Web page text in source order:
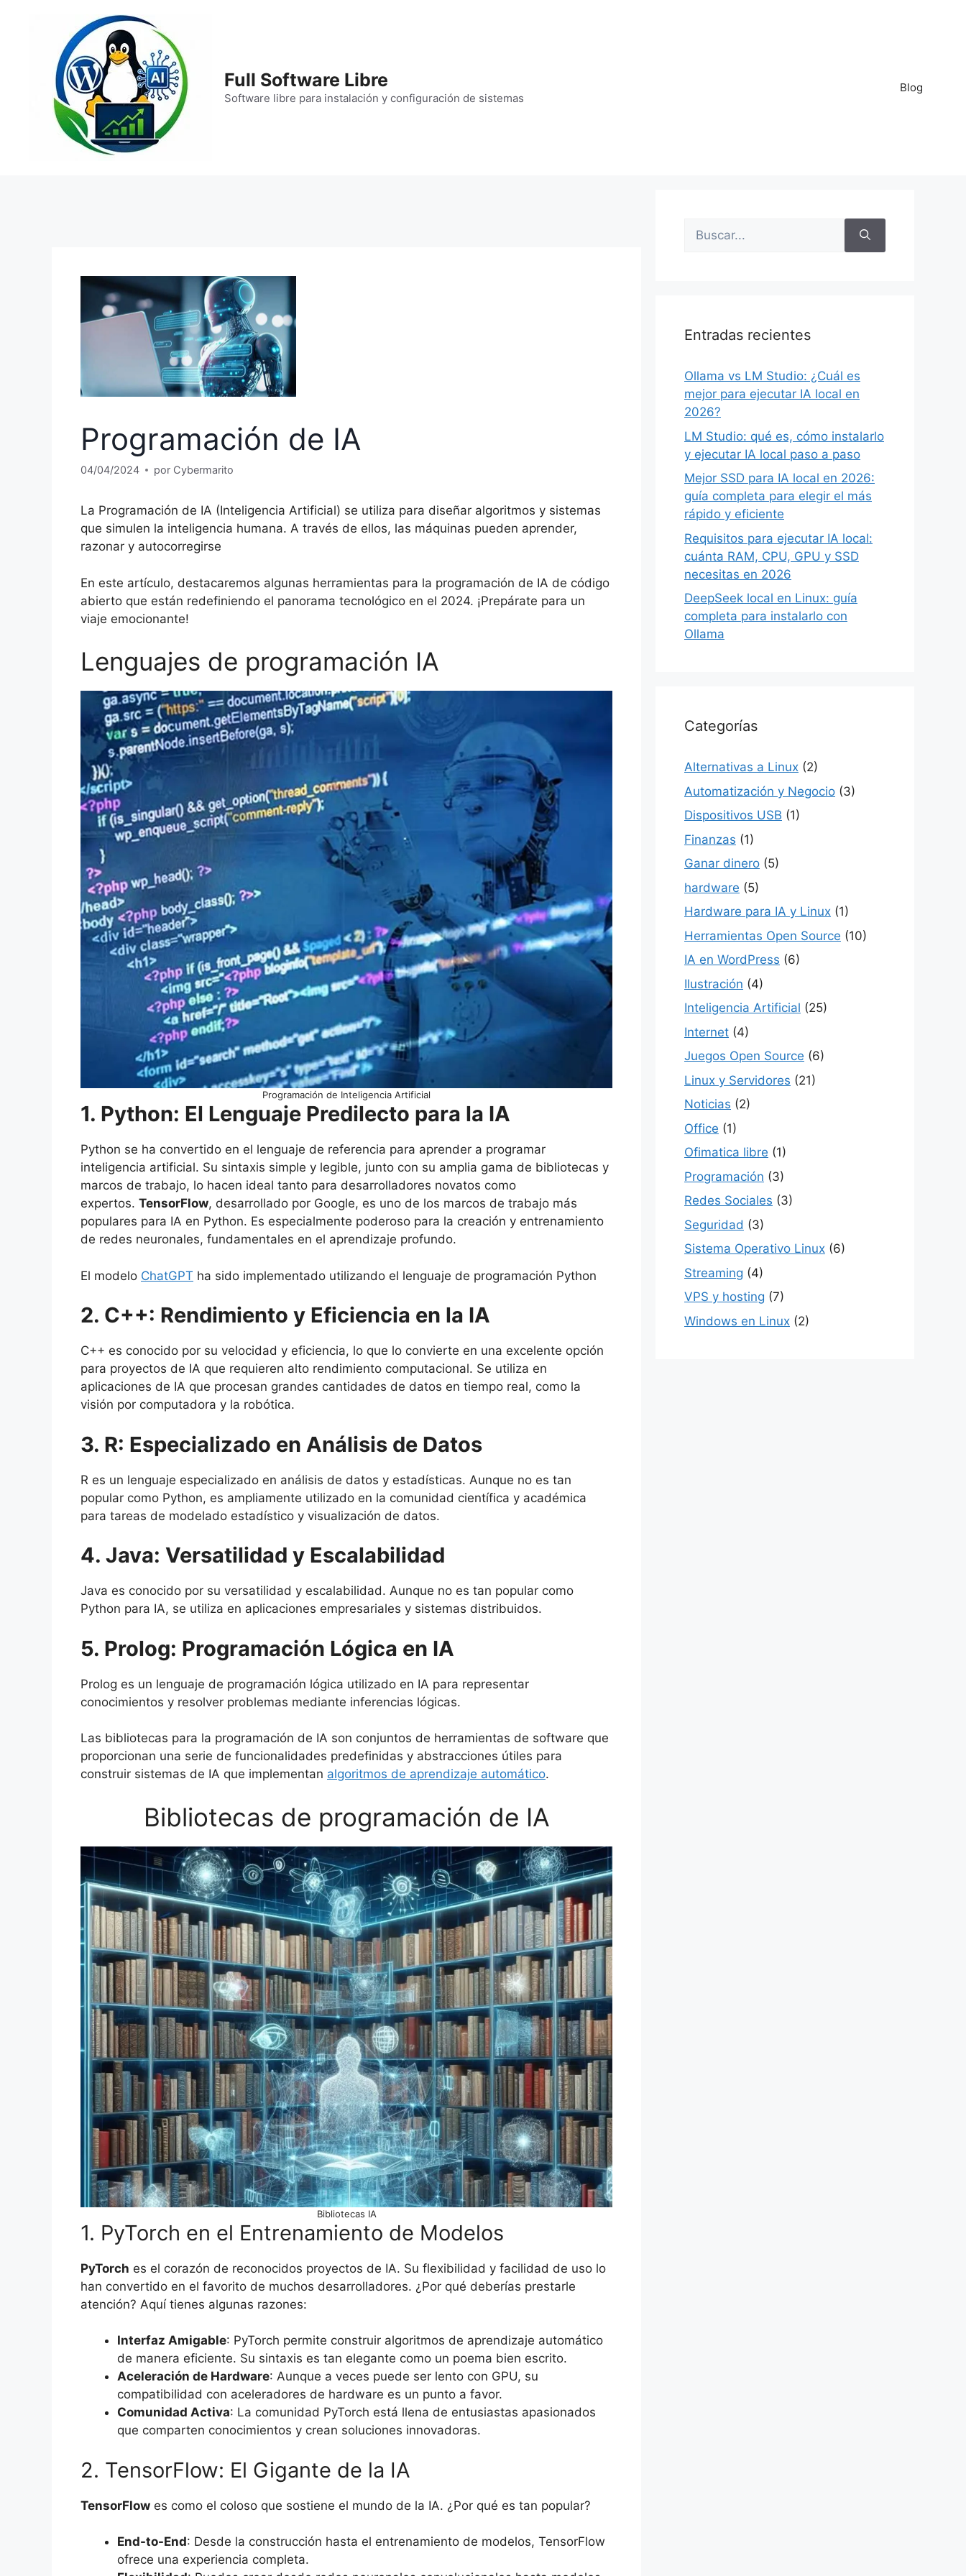
Full Software Libre
Software libre para instalación y configuración de sistemas
Blog
Programación de IA
04/04/2024 por Cybermarito
La Programación de IA (Inteligencia Artificial) se utiliza para diseñar algoritmos y sistemas
que simulen la inteligencia humana. A través de ellos, las máquinas pueden aprender,
razonar y autocorregirse
En este artículo, destacaremos algunas herramientas para la programación de IA de código
abierto que están redefiniendo el panorama tecnológico en el 2024. ¡Prepárate para un
viaje emocionante!
Lenguajes de programación IA
Programación de Inteligencia Artificial
1. Python: El Lenguaje Predilecto para la IA
Python se ha convertido en el lenguaje de referencia para aprender a programar
inteligencia artificial. Su sintaxis simple y legible, junto con su amplia gama de bibliotecas y
marcos de trabajo, lo hacen ideal tanto para desarrolladores novatos como
expertos. TensorFlow, desarrollado por Google, es uno de los marcos de trabajo más
populares para IA en Python. Es especialmente poderoso para la creación y entrenamiento
de redes neuronales, fundamentales en el aprendizaje profundo.
El modelo ChatGPT ha sido implementado utilizando el lenguaje de programación Python
2. C++: Rendimiento y Eficiencia en la IA
C++ es conocido por su velocidad y eficiencia, lo que lo convierte en una excelente opción
para proyectos de IA que requieren alto rendimiento computacional. Se utiliza en
aplicaciones de IA que procesan grandes cantidades de datos en tiempo real, como la
visión por computadora y la robótica.
3. R: Especializado en Análisis de Datos
R es un lenguaje especializado en análisis de datos y estadísticas. Aunque no es tan
popular como Python, es ampliamente utilizado en la comunidad científica y académica
para tareas de modelado estadístico y visualización de datos.
4. Java: Versatilidad y Escalabilidad
Java es conocido por su versatilidad y escalabilidad. Aunque no es tan popular como
Python para IA, se utiliza en aplicaciones empresariales y sistemas distribuidos.
5. Prolog: Programación Lógica en IA
Prolog es un lenguaje de programación lógica utilizado en IA para representar
conocimientos y resolver problemas mediante inferencias lógicas.
Las bibliotecas para la programación de IA son conjuntos de herramientas de software que
proporcionan una serie de funcionalidades predefinidas y abstracciones útiles para
construir sistemas de IA que implementan algoritmos de aprendizaje automático.
Bibliotecas de programación de IA
Bibliotecas IA
1. PyTorch en el Entrenamiento de Modelos
PyTorch es el corazón de reconocidos proyectos de IA. Su flexibilidad y facilidad de uso lo
han convertido en el favorito de muchos desarrolladores. ¿Por qué deberías prestarle
atención? Aquí tienes algunas razones:
Interfaz Amigable: PyTorch permite construir algoritmos de aprendizaje automático
de manera eficiente. Su sintaxis es tan elegante como un poema bien escrito.
Aceleración de Hardware: Aunque a veces puede ser lento con GPU, su
compatibilidad con aceleradores de hardware es un punto a favor.
Comunidad Activa: La comunidad PyTorch está llena de entusiastas apasionados
que comparten conocimientos y crean soluciones innovadoras.
2. TensorFlow: El Gigante de la IA
TensorFlow es como el coloso que sostiene el mundo de la IA. ¿Por qué es tan popular?
End-to-End: Desde la construcción hasta el entrenamiento de modelos, TensorFlow
ofrece una experiencia completa.
Buscar:
Entradas recientes
Ollama vs LM Studio: ¿Cuál es
mejor para ejecutar IA local en
2026?
LM Studio: qué es, cómo instalarlo
y ejecutar IA local paso a paso
Mejor SSD para IA local en 2026:
guía completa para elegir el más
rápido y eficiente
Requisitos para ejecutar IA local:
cuánta RAM, CPU, GPU y SSD
necesitas en 2026
DeepSeek local en Linux: guía
completa para instalarlo con
Ollama
Categorías
Alternativas a Linux (2)
Automatización y Negocio (3)
Dispositivos USB (1)
Finanzas (1)
Ganar dinero (5)
hardware (5)
Hardware para IA y Linux (1)
Herramientas Open Source (10)
IA en WordPress (6)
Ilustración (4)
Inteligencia Artificial (25)
Internet (4)
Juegos Open Source (6)
Linux y Servidores (21)
Noticias (2)
Office (1)
Ofimatica libre (1)
Programación (3)
Redes Sociales (3)
Seguridad (3)
Sistema Operativo Linux (6)
Streaming (4)
VPS y hosting (7)
Windows en Linux (2)